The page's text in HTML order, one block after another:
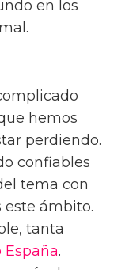
en los
hemos
perdiendo.
confiables
tema con
este ámbito.
tanta
España.